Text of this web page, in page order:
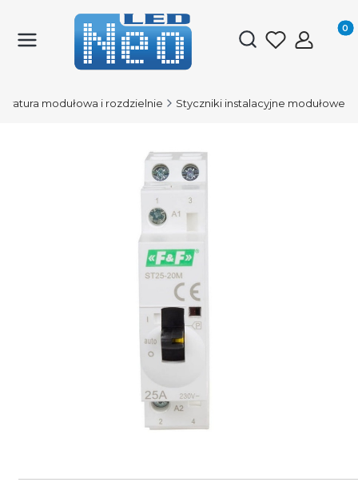
Otwórz
modułowa i rozdzielnie Styczniki instalacyjne modułowe